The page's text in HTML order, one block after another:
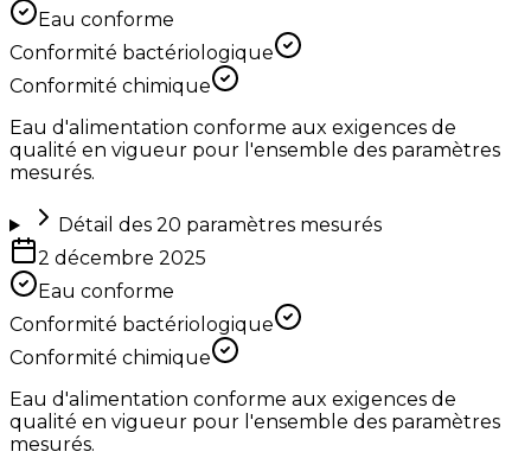
Eau conforme
Conformité bactériologique
Conformité chimique
Eau d'alimentation conforme aux exigences de
qualité en vigueur pour l'ensemble des paramètres
mesurés.
Détail des 20 paramètres mesurés
2 décembre 2025
Eau conforme
Conformité bactériologique
Conformité chimique
Eau d'alimentation conforme aux exigences de
qualité en vigueur pour l'ensemble des paramètres
mesurés.